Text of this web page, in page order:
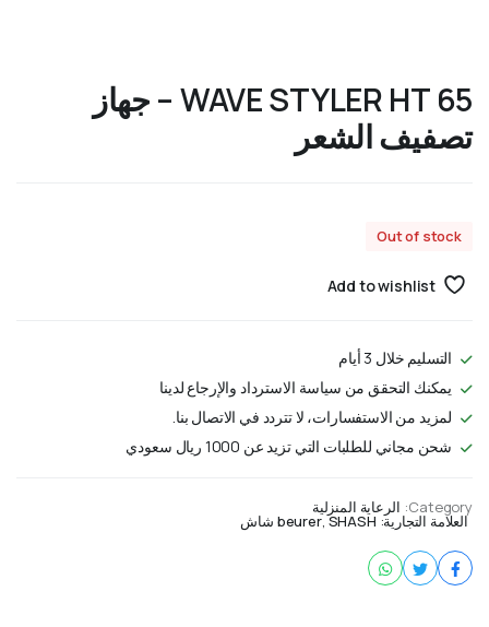
WAVE STYLER HT 65 – جهاز
تصفيف الشعر
Out of stock
Add to wishlist
التسليم خلال 3 أيام
يمكنك التحقق من سياسة الاسترداد والإرجاع لدينا
لمزيد من الاستفسارات، لا تتردد في الاتصال بنا.
شحن مجاني للطلبات التي تزيد عن 1000 ريال سعودي
Category: الرعاية المنزلية
العلامة التجارية: beurer,SHASH شاش